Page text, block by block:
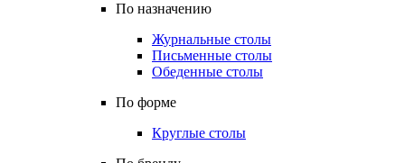
По назначению
Журнальные столы
Письменные столы
Обеденные столы
По форме
Круглые столы